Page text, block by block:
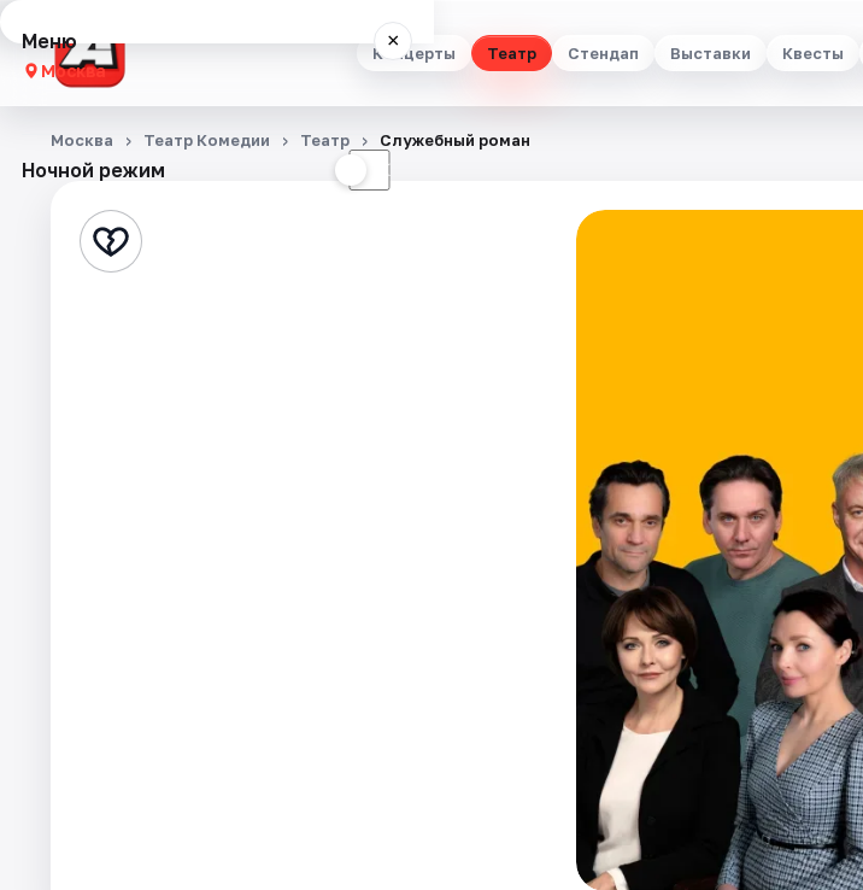
Концерты Театр Стендап Выставки Квесты
Меню ×
Москва
Концерты
Стендап
Ночной режим ☾
Москва Театр Комедии Театр Служебный роман